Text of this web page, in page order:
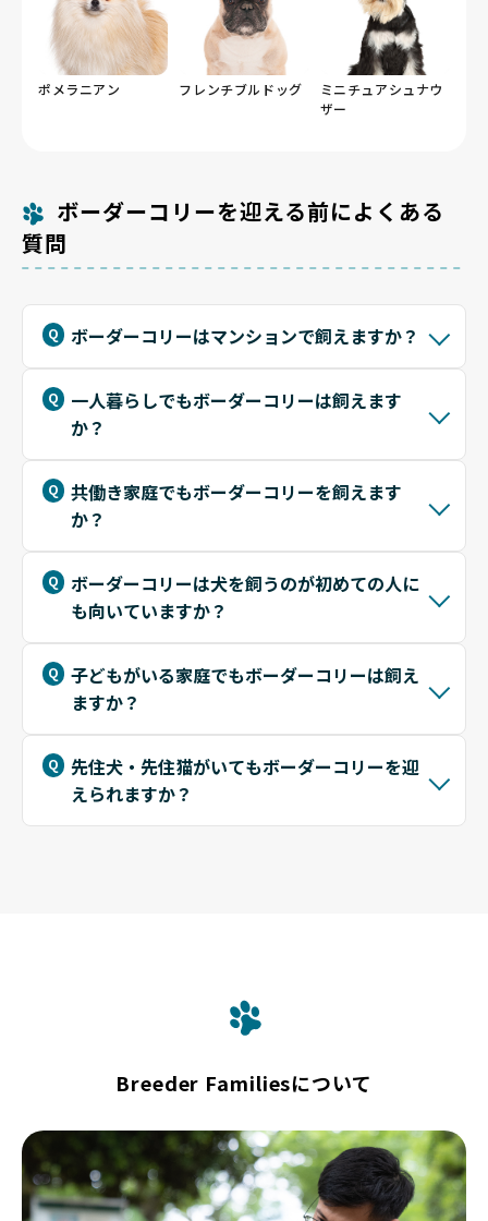
ポメラニアン フレンチブルドッグ
ミニチュアシュナウ
ザー
ボーダーコリーを迎える前によくある
質問
ボーダーコリーはマンションで飼えますか？
一人暮らしでもボーダーコリーは飼えます
か？
共働き家庭でもボーダーコリーを飼えます
か？
ボーダーコリーは犬を飼うのが初めての人に
も向いていますか？
子どもがいる家庭でもボーダーコリーは飼え
ますか？
先住犬・先住猫がいてもボーダーコリーを迎
えられますか？
Breeder Familiesについて